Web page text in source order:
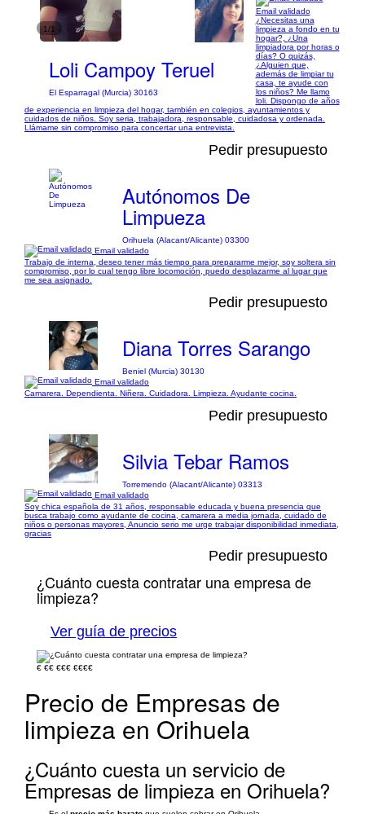
1/1
Loli Campoy Teruel
El Esparragal (Murcia) 30163
Email validado
¿Necesitas una
limpieza a fondo en tu
hogar?, ¿Una
limpiadora por horas o
días? O quizás,
¿Alguien que,
además de limpiar tu
casa, te ayude con
los niños? Me llamo
loli. Dispongo de años
de experiencia en limpieza del hogar, también en colegios, ayuntamientos y
cuidados de niños. Soy seria, trabajadora, responsable, cuidadosa y ordenada.
Llámame sin compromiso para concertar una entrevista.
Pedir presupuesto
Autónomos De
Limpueza
Orihuela (Alacant/Alicante) 03300
Email validado
Trabajo de interna, deseo tener más tiempo para prepararme mejor, soy soltera sin
compromiso, por lo cual tengo libre locomoción, puedo desplazarme al lugar que
me sea asignado.
Pedir presupuesto
Diana Torres Sarango
Beniel (Murcia) 30130
Email validado
Camarera. Dependienta. Niñera. Cuidadora. Limpieza. Ayudante cocina.
Pedir presupuesto
Silvia Tebar Ramos
Torremendo (Alacant/Alicante) 03313
Email validado
Soy chica española de 31 años, responsable educada y buena presencia que
busca trabajo como ayudante de cocina, camarera a media jornada, cuidado de
niños o personas mayores, Anuncio serio me urge trabajar disponibilidad inmediata,
gracias
Pedir presupuesto
¿Cuánto cuesta contratar una empresa de
limpieza?
Ver guía de precios
€ €€ €€€ €€€€
Precio de Empresas de
limpieza en Orihuela
¿Cuánto cuesta un servicio de
Empresas de limpieza en Orihuela?